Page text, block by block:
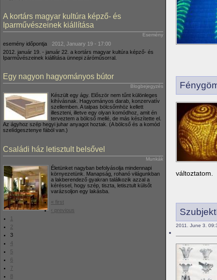
A kortárs magyar kultúra képző- és
Iparművészeinek kiállítása
Esemény
esemény időpontja
2012, January 19 - 17:00
2012. január 19. - január 22. a kortárs magyar kultúra képző- és
Iparművészeinek kiállítása ünnepi záróműsorral.
Egy nagyon hagyományos bútor
Blogbejegyzés
Készült egy ágy. Először nem tűnt különleges
kihívásnak. Hagyományos darab, konzervatív
szellemben. A talpas bölcsőmhöz kellett
illeszteni, illetve egy olyan komódhoz, amit én
terveztem a bölcső mellé, de más készítette el.
Az ágyhoz szép hegyi juhar anyagot hoztak. (A bölcső és a komód
szelídgesztenye fából van.)
Családi ház letisztult belsővel
Munkák
Életünket nagyban befolyásolja mindennapi
környezetünk. Manapság, rohanó világunkban
a lakberendező gyakran találkozik azzal a
kéréssel, hogy szép, tiszta, letisztult külsőt
varázsoljon egy lakásba.
« first
‹ previous
2
3
4
5
6
7
8
változtatom.
2011. June 3.